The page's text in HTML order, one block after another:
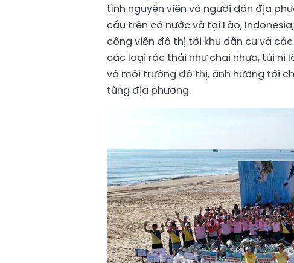
tình nguyện viên và người dân địa
cầu trên cả nước và tại Lào,
công viên đô thị tới khu dân cư và
các loại rác thải như chai nhựa, túi ni
và môi trường đô thị, ảnh hưởng tới
từng địa phương.